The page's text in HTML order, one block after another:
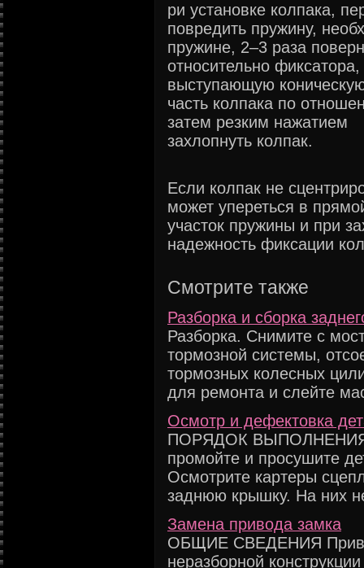
ри установке колпака,
повредить пружину,
пружине, 2–3 раза
относительно
выступающую
часть колпака по
затем резким нажатием
захлопнуть колпак.
Если колпак не
может упереться в
участок пружины и при
надежность фиксации
Смотрите также
Разборка и сборка
Разборка. Снимите с
тормозной системы,
тормозных колесных
для ремонта и слейте
Осмотр и дефектовка
ПОРЯДОК ВЫПОЛНЕНИЯ
промойте и просушите
Осмотрите картеры
заднюю крышку. На них
Замена привода замка
ОБЩИЕ СВЕДЕНИЯ
неразборной